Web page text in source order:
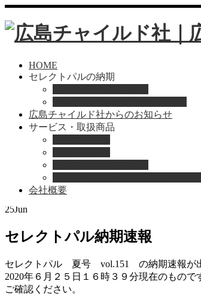
HOME
セレクトパルの納期
広島チャイルド社からのお知らせ
サービス・取扱商品
会社概要
Home
お知らせ
セレクトパル納期速報
25Jun
セレクトパル納期速報
セレクトパル 夏号 vol.151 の納期速報が出
2020年６月２５日１６時３９分現在のもので
ご確認ください。